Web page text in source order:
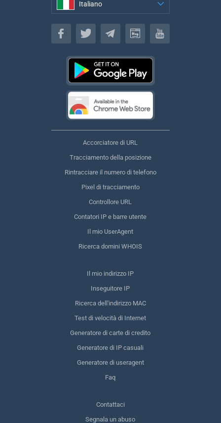
Italiano
Italiano
Accorciatore di URL
Tracciamento della posizione
Rintracciare il numero di telefono
Pixel di tracciamento
Controllore URL
Contatori IP e barre utente
Il mio UserAgent
Ricerca domini WHOIS
Il mio indirizzo IP
Inseguitore IP
Ricerca dell'indirizzo MAC
Test di velocità di Internet
Generatore di carte di credito
Generatore di IP casuali
Generatore di useragent
Faq
Contattaci
Segnala un abuso